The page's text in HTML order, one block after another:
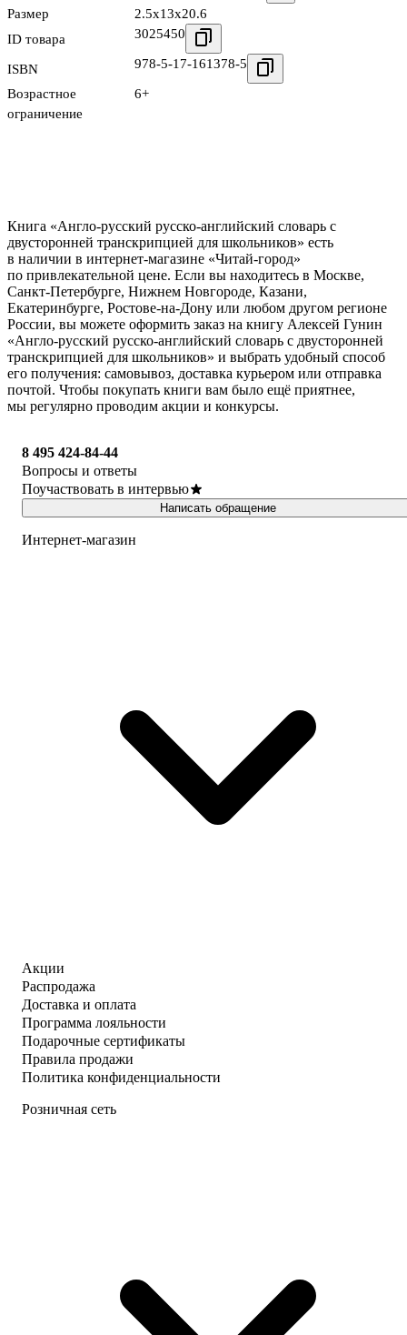
Размер
2.5x13x20.6
ID товара
3025450
ISBN 978-5-17-161378-5
Возрастное
ограничение
6+
Книга «Англо-русский русско-английский словарь с
двусторонней транскрипцией для школьников» есть
в наличии в интернет-магазине «Читай-город»
по привлекательной цене. Если вы находитесь в Москве,
Санкт-Петербурге, Нижнем Новгороде, Казани,
Екатеринбурге, Ростове-на-Дону или любом другом регионе
России, вы можете оформить заказ на книгу Алексей Гунин
«Англо-русский русско-английский словарь с двусторонней
транскрипцией для школьников» и выбрать удобный способ
его получения: самовывоз, доставка курьером или отправка
почтой. Чтобы покупать книги вам было ещё приятнее,
мы регулярно проводим акции и конкурсы.
8 495 424-84-44
Вопросы и ответы
Поучаствовать в интервью
Написать обращение
Интернет-магазин
Акции
Распродажа
Доставка и оплата
Программа лояльности
Подарочные сертификаты
Правила продажи
Политика конфиденциальности
Розничная сеть